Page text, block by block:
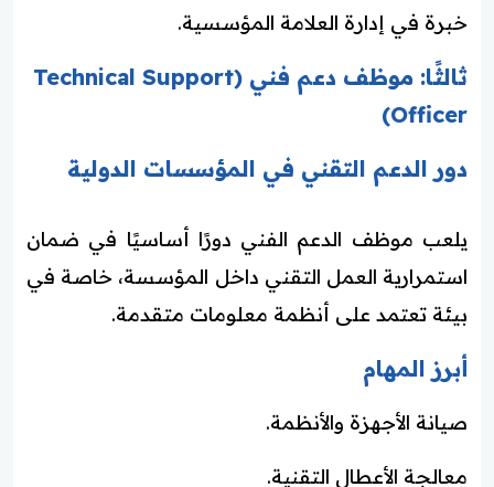
خبرة في إدارة العلامة المؤسسية.
ثالثًا: موظف دعم فني (Technical Support
Officer)
دور الدعم التقني في المؤسسات الدولية
يلعب موظف الدعم الفني دورًا أساسيًا في ضمان
استمرارية العمل التقني داخل المؤسسة، خاصة في
بيئة تعتمد على أنظمة معلومات متقدمة.
أبرز المهام
صيانة الأجهزة والأنظمة.
معالجة الأعطال التقنية.